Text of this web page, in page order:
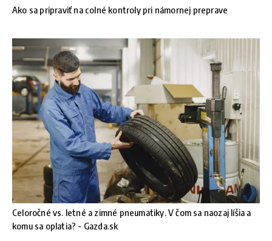
Ako sa pripraviť na colné kontroly pri námornej preprave
Celoročné vs. letné a zimné pneumatiky. V čom sa naozaj líšia a
komu sa oplatia? - Gazda.sk